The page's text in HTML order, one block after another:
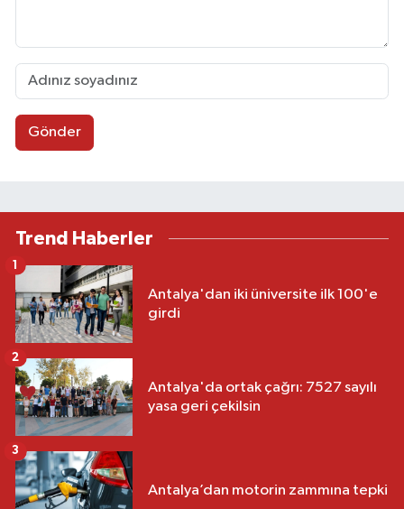
Gönder
Trend Haberler
Antalya'dan iki üniversite ilk 100'e
girdi
1
Antalya'da ortak çağrı: 7527 sayılı
yasa geri çekilsin
2
Antalya’dan motorin zammına tepki
3